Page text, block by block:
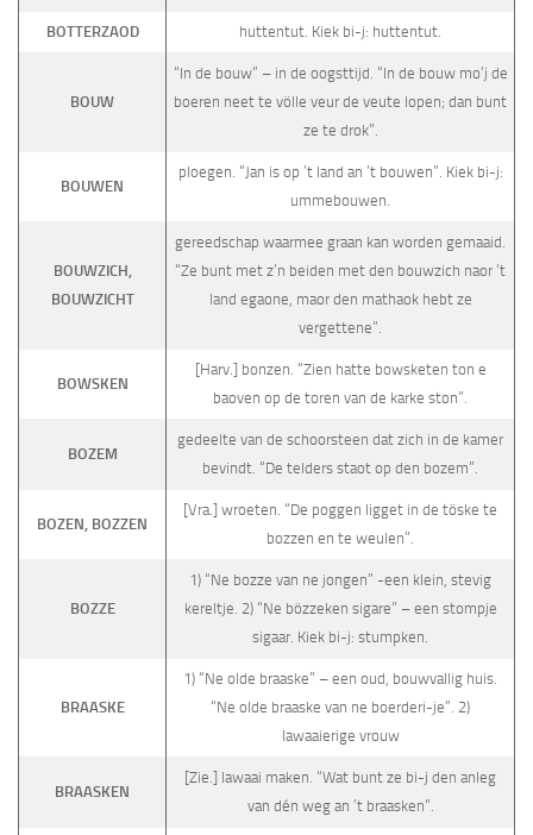
BOTTERZAOD huttentut. Kiek bi-j: huttentut.
BOUW
“In de bouw” – in de oogsttijd. “In de bouw mo’j de
boeren neet te völle veur de veute lopen; dan bunt
ze te drok”.
BOUWEN
ploegen. “Jan is op ’t land an ’t bouwen”. Kiek bi-j:
ummebouwen.
BOUWZICH,
BOUWZICHT
gereedschap waarmee graan kan worden gemaaid.
“Ze bunt met z’n beiden met den bouwzich naor ’t
land egaone, maor den mathaok hebt ze
vergettene”.
BOWSKEN
[Harv.] bonzen. “Zien hatte bowsketen ton e
baoven op de toren van de karke ston”.
BOZEM
gedeelte van de schoorsteen dat zich in de kamer
bevindt. “De telders staot op den bozem”.
BOZEN, BOZZEN
[Vra.] wroeten. “De poggen ligget in de töske te
bozzen en te weulen”.
BOZZE
1) “Ne bozze van ne jongen” -een klein, stevig
kereltje. 2) “Ne böz­zeken sigare” – een stompje
sigaar. Kiek bi-j: stumpken.
BRAASKE
1) “Ne olde braaske” – een oud, bouwvallig huis.
“Ne olde braaske van ne boerderi-je”. 2)
lawaaierige vrouw
BRAASKEN
[Zie.] lawaai maken. “Wat bunt ze bi-j den anleg
van dén weg an ’t braasken”.